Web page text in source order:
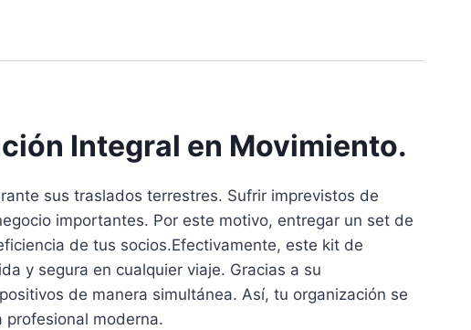
Integral en Movimiento.
sus traslados terrestres. Sufrir imprevistos de
importantes. Por este motivo, entregar un set de
de tus socios.Efectivamente, este kit de
y segura en cualquier viaje. Gracias a su
de manera simultánea. Así, tu organización se
profesional moderna.